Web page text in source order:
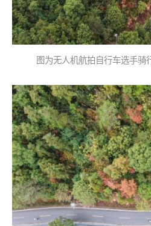
图为无人机航拍自行车选手